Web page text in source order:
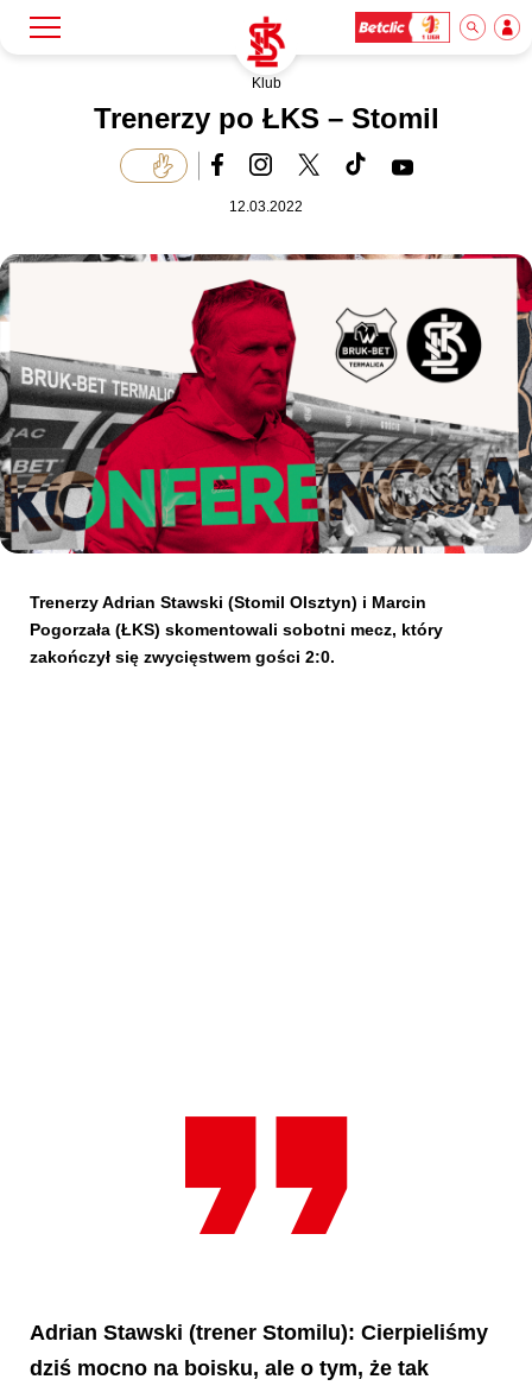
Akademia
Biznes
Dla mediów
Kibice
Klub
Trenerzy po ŁKS – Stomil
12.03.2022
Trenerzy Adrian Stawski (Stomil Olsztyn) i Marcin
Pogorzała (ŁKS) skomentowali sobotni mecz, który
zakończył się zwycięstwem gości 2:0.
Adrian Stawski (trener Stomilu): Cierpieliśmy
dziś mocno na boisku, ale o tym, że tak